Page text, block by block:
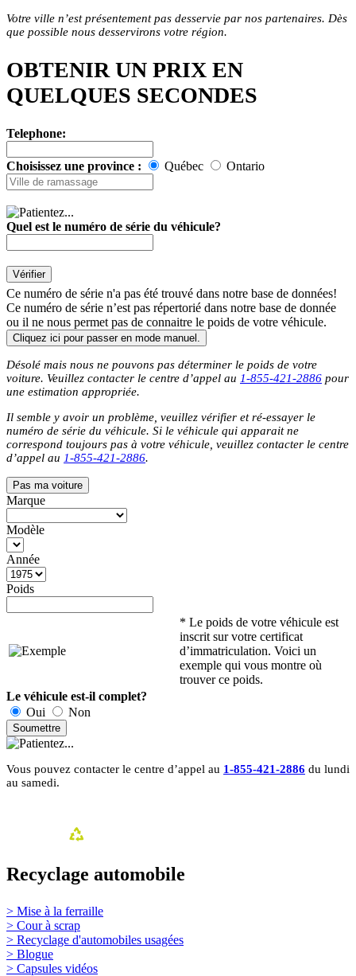
Votre ville n’est présentement pas desservie par nos partenaires. Dès
que possible nous desservirons votre région.
OBTENIR UN PRIX EN
QUELQUES SECONDES
Telephone:
Choisissez une province : Québec Ontario
Quel est le numéro de série du véhicule?
Vérifier
Ce numéro de série n'a pas été trouvé dans notre base de données!
Ce numéro de série n’est pas répertorié dans notre base de donnée
ou il ne nous permet pas de connaitre le poids de votre véhicule.
Cliquez ici pour passer en mode manuel.
Désolé mais nous ne pouvons pas déterminer le poids de votre
voiture. Veuillez contacter le centre d’appel au 1-855-421-2886 pour
une estimation appropriée.
Il semble y avoir un problème, veuillez vérifier et ré-essayer le
numéro de série du véhicule. Si le véhicule qui apparait ne
correspond toujours pas à votre véhicule, veuillez contacter le centre
d’appel au 1-855-421-2886.
Pas ma voiture
Marque
Modèle
Année
Poids
* Le poids de votre véhicule est
inscrit sur votre certificat
d’immatriculation. Voici un
exemple qui vous montre où
trouver ce poids.
Le véhicule est-il complet?
Oui
Non
Soumettre
Vous pouvez contacter le centre d’appel au 1-855-421-2886 du lundi
au samedi.
Recyclage automobile
> Mise à la ferraille
> Cour à scrap
> Recyclage d'automobiles usagées
> Blogue
> Capsules vidéos